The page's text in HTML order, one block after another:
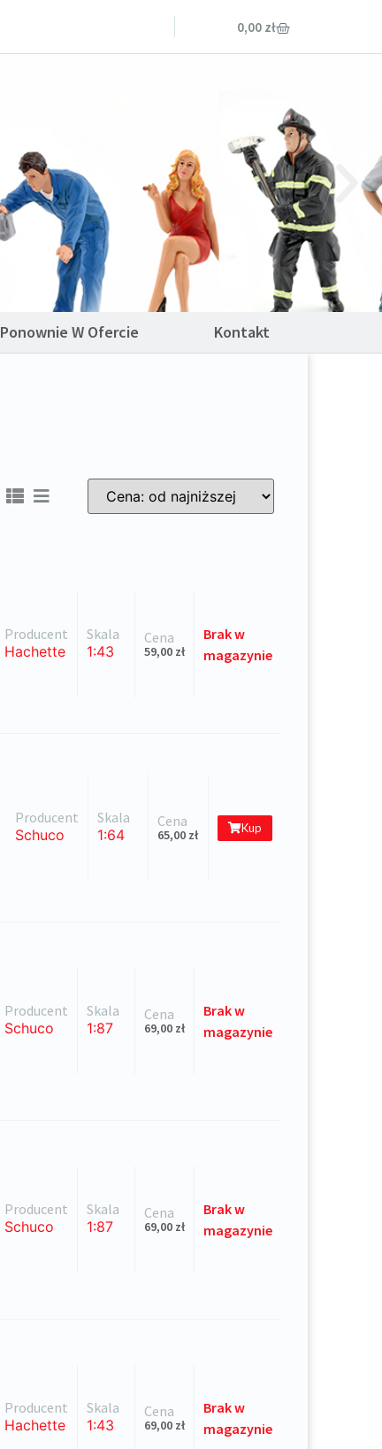
0,00 zł
Ponownie W Ofercie Kontakt
Sort Products
Producent
Hachette
Skala
1:43
Cena
59,00 zł
Brakw
magazynie
Producent
Schuco
Skala
1:64
Cena
65,00 zł Kup
Producent
Schuco
Skala
1:87
Cena
69,00 zł
Brakw
magazynie
Producent
Schuco
Skala
1:87
Cena
69,00 zł
Brakw
magazynie
Producent
Hachette
Skala
1:43
Cena
69,00 zł
Brakw
magazynie